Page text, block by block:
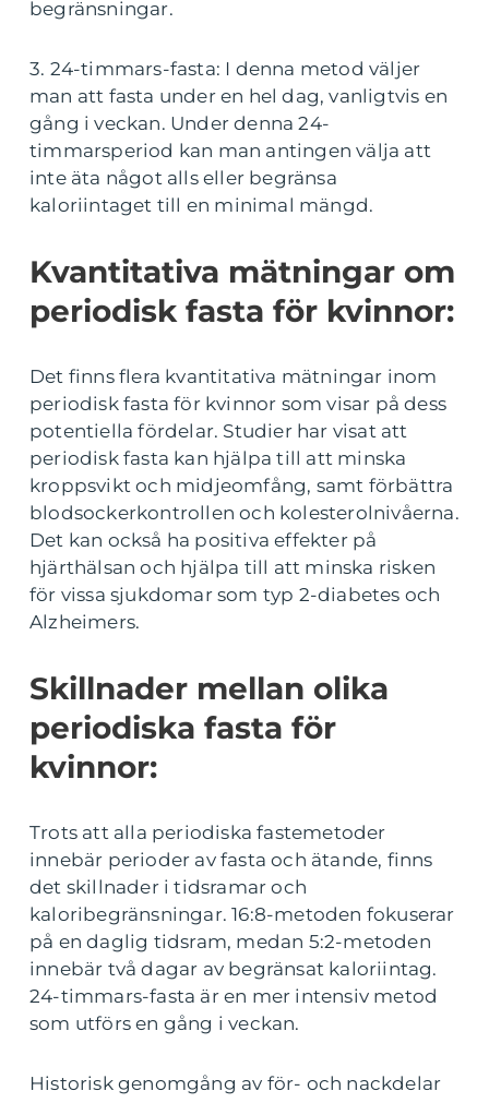
begränsningar.
3. 24-timmars-fasta: I denna metod väljer
man att fasta under en hel dag, vanligtvis en
gång i veckan. Under denna 24-
timmarsperiod kan man antingen välja att
inte äta något alls eller begränsa
kaloriintaget till en minimal mängd.
Kvantitativa mätningar om
periodisk fasta för kvinnor:
Det finns flera kvantitativa mätningar inom
periodisk fasta för kvinnor som visar på dess
potentiella fördelar. Studier har visat att
periodisk fasta kan hjälpa till att minska
kroppsvikt och midjeomfång, samt förbättra
blodsockerkontrollen och kolesterolnivåerna.
Det kan också ha positiva effekter på
hjärthälsan och hjälpa till att minska risken
för vissa sjukdomar som typ 2-diabetes och
Alzheimers.
Skillnader mellan olika
periodiska fasta för
kvinnor:
Trots att alla periodiska fastemetoder
innebär perioder av fasta och ätande, finns
det skillnader i tidsramar och
kaloribegränsningar. 16:8-metoden fokuserar
på en daglig tidsram, medan 5:2-metoden
innebär två dagar av begränsat kaloriintag.
24-timmars-fasta är en mer intensiv metod
som utförs en gång i veckan.
Historisk genomgång av för- och nackdelar